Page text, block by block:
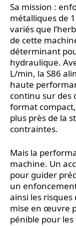
Sa mission :
métalliques de
variés que
de cette
déterminant
hydraulique.
L/min, la S86
haute
continu sur des
format
plus près de la
contraintes.
Mais la
machine. Un
pour guider
un
ainsi les
mise en œuvre
pénible pour les